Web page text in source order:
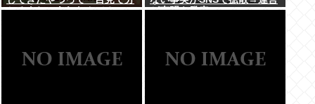
かるよね。あれなんで？
が声明を発表www